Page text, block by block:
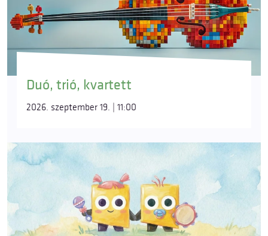
Duó, trió, kvartett
2026. szeptember 19. | 11:00